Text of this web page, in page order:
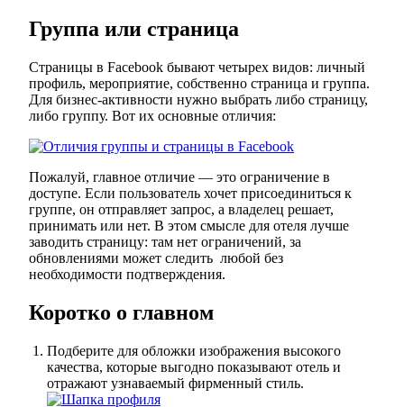
Группа или страница
Страницы в Facebook бывают четырех видов: личный
профиль, мероприятие, собственно страница и группа.
Для бизнес-активности нужно выбрать либо страницу,
либо группу. Вот их основные отличия:
Пожалуй, главное отличие — это ограничение в
доступе. Если пользователь хочет присоединиться к
группе, он отправляет запрос, а владелец решает,
принимать или нет. В этом смысле для отеля лучше
заводить страницу: там нет ограничений, за
обновлениями может следить любой без
необходимости подтверждения.
Коротко о главном
Подберите для обложки изображения высокого
качества, которые выгодно показывают отель и
отражают узнаваемый фирменный стиль.